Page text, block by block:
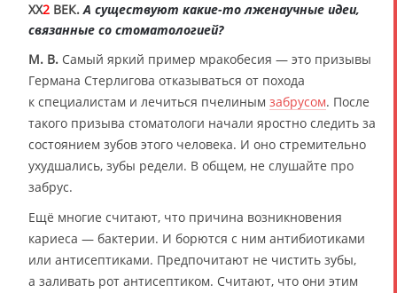
XX2 ВЕК. А существуют какие-то лженаучные идеи,
связанные со стоматологией?
М. В. Самый яркий пример мракобесия — это призывы
Германа Стерлигова отказываться от похода
к специалистам и лечиться пчелиным забрусом. После
такого призыва стоматологи начали яростно следить за
состоянием зубов этого человека. И оно стремительно
ухудшались, зубы редели. В общем, не слушайте про
забрус.
Ещё многие считают, что причина возникновения
кариеса — бактерии. И борются с ним антибиотиками
или антисептиками. Предпочитают не чистить зубы,
а заливать рот антисептиком. Считают, что они этим